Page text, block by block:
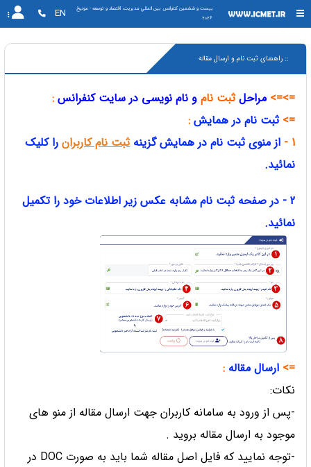
2026
EN
:: راهنمای ثبت نام و ارسال مقاله
=>=> مراحلثبت نام و نام نویسی در سایت کنفرانس:
=> ثبت نام در همایش:
1 -
از منوی ثبت نام در همایش گزینه ثبت نام کاربران را کلیک
نمائید.
2 - در صفحه ثبت نام مشابه عکس زیر اطلاعات خود را تکمیل
نمائید.
=> ارسال مقاله :
نکات:
-پس از ورود به سامانه کاربران جهت ارسال مقاله از منو های
موجود به ارسال مقاله بروید .
-توجه نمایید که فایل اصل مقاله شما باید به صورت DOC در